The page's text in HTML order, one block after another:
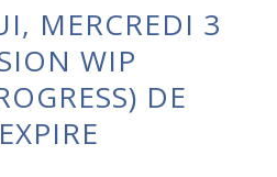
MERCREDI 3
WIP
DE